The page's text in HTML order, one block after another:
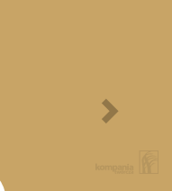
Walking